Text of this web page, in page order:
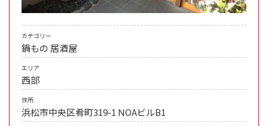
カテゴリー
鍋もの 居酒屋
エリア
西部
住所
浜松市中央区肴町319-1 NOAビルB1